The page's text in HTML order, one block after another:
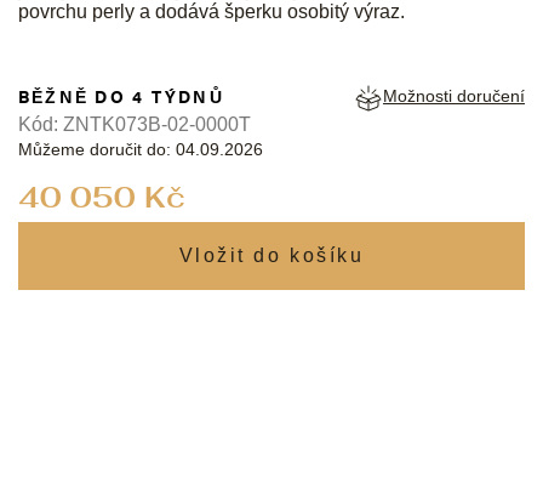
povrchu perly a dodává šperku osobitý výraz.
40 050 Kč
BĚŽNĚ DO 4 TÝDNŮ
Můžeme doručit do: 04.09.2026
Možnosti doručení
Kód: ZNTK073B-02-0000T